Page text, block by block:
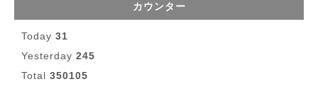
カウンター
Today 31
Yesterday 245
Total 350105